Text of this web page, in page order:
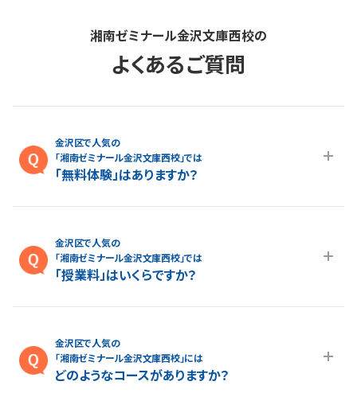
湘南ゼミナール金沢文庫西校の
よくあるご質問
金沢区で人気の
「湘南ゼミナール金沢文庫西校」では
「無料体験」はありますか？
庫西校の無料体験についてはこちらのページ
より簡単にお問い
合わせいただけます。
金沢区で人気の
「湘南ゼミナール金沢文庫西校」では
「授業料」はいくらですか？
わせください。
金沢区で人気の
「湘南ゼミナール金沢文庫西校」には
どのようなコースがありますか？